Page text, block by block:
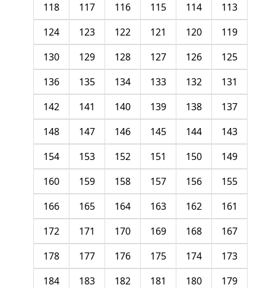
113
114
115
116
117
118
119
120
121
122
123
124
125
126
127
128
129
130
131
132
133
134
135
136
137
138
139
140
141
142
143
144
145
146
147
148
149
150
151
152
153
154
155
156
157
158
159
160
161
162
163
164
165
166
167
168
169
170
171
172
173
174
175
176
177
178
179
180
181
182
183
184